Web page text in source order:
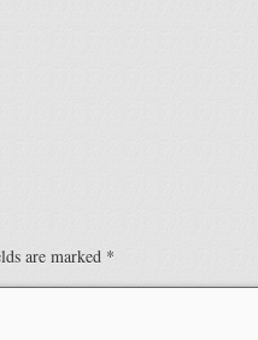
are marked *